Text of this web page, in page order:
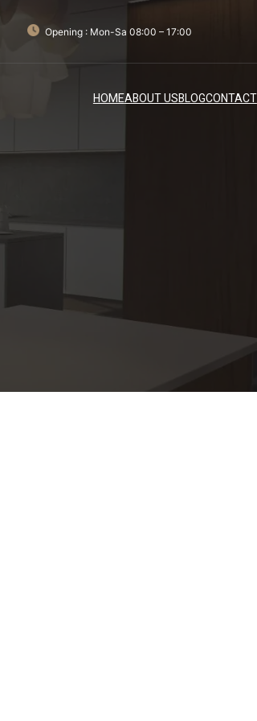
Opening : Mon-Sa 08:00 – 17:00
HOMEABOUT USBLOGCONTACT